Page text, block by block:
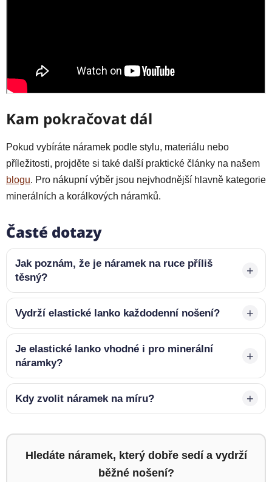
Kam pokračovat dál
Pokud vybíráte náramek podle stylu, materiálu nebo
příležitosti, projděte si také další praktické články na našem
blogu. Pro nákupní výběr jsou nejvhodnější hlavně kategorie
minerálních a korálkových náramků.
Časté dotazy
Jak poznám, že je náramek na ruce příliš
těsný?
Vydrží elastické lanko každodenní nošení?
Je elastické lanko vhodné i pro minerální
náramky?
Kdy zvolit náramek na míru?
Hledáte náramek, který dobře sedí a vydrží
běžné nošení?